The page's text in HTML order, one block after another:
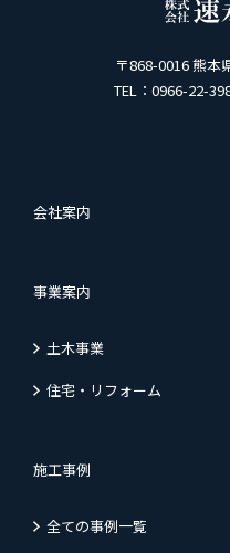
〒868-0016 熊本
TEL：0966-22-
会社案内
事業案内
土木事業
住宅・リフォーム
施工事例
全ての事例一覧